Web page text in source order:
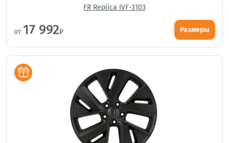
FR Replica IVF-3103
от17 992₽ Размеры